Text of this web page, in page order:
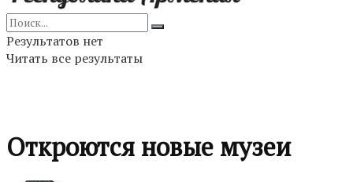
Результатов нет
Читать все результаты
Откроются новые музеи